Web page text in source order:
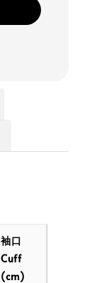
袖口
Cuff
(cm)